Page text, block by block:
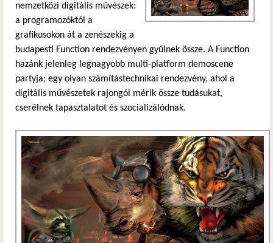
nemzetközi digitális művészek:
a programozóktól a
grafikusokon át a zenészekig a
budapesti Function rendezvényen gyűlnek össze. A Function
hazánk jelenleg legnagyobb multi-platform demoscene
partyja; egy olyan számítástechnikai rendezvény, ahol a
digitális művészetek rajongói mérik össze tudásukat,
cserélnek tapasztalatot és szocializálódnak.